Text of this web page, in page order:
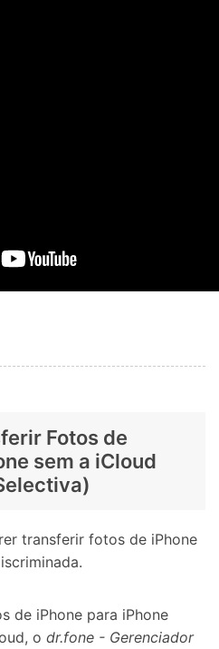
Fotos de
sem a iCloud
transferir fotos de iPhone
de iPhone para iPhone
o dr.fone - Gerenciador